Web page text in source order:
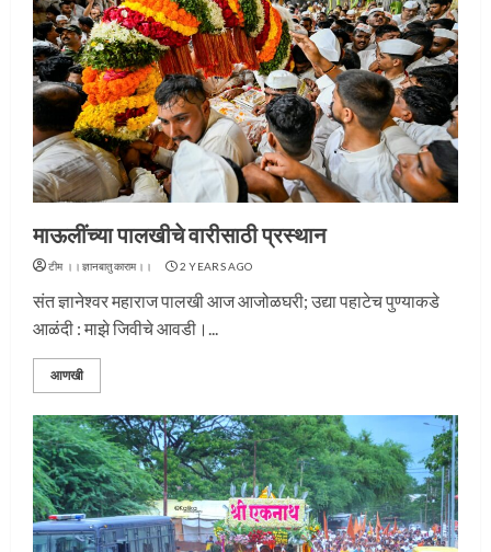
माऊलींच्या पालखीचे वारीसाठी प्रस्थान
टीम ।।ज्ञानबातुकाराम।। 2 YEARS AGO
संत ज्ञानेश्वर महाराज पालखी आज आजोळघरी; उद्या पहाटेच पुण्याकडे
आळंदी : माझे जिवीचे आवडी।...
आणखी